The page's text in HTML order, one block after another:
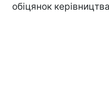
обіцянок